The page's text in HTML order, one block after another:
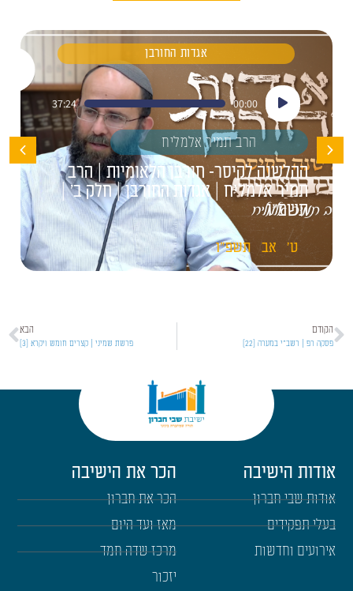
אגדות החורבן
נגן
אודיו
00:00
37:24
הרב תמיר אלמליח
ההלשנה לקיסר- חורבן הלאומיות | הרב
תמיר אלמליח | אגדות החורבן | חלק ב' |
תשפ"ו
ט' אב תשפ"ו
הקודם
פסקה רפ | רשב"י במערה [22]
הבא
פרשת שמיני | קצרים חומש ויקרא [3]
אודות הישיבה
אודות שבי חברון
בעלי תפקידים
אירועים וחדשות
הכר את הישיבה
הכר את חברון
מאז ועד היום
מרכז שדה חמד
יזכור